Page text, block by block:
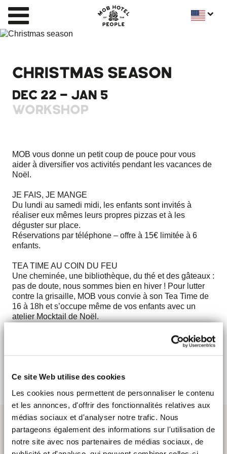
Ce site Web utilise des cookies
Les cookies nous permettent de personnaliser le contenu
et les annonces, d'offrir des fonctionnalités relatives aux
médias sociaux et d'analyser notre trafic. Nous
partageons également des informations sur l'utilisation de
notre site avec nos partenaires de médias sociaux, de
CHRISTMAS SEASON
DEC 22 - JAN 5
WORKSHOP
MOB vous donne un petit coup de pouce pour vous
aider à diversifier vos activités pendant les vacances de
Noël.
JE FAIS, JE MANGE
Du lundi au samedi midi, les enfants sont invités à
réaliser eux mêmes leurs propres pizzas et à les
déguster sur place.
Réservations par téléphone – offre à 15€ limitée à 6
enfants.
TEA TIME AU COIN DU FEU
Une cheminée, une bibliothèque, du thé et des gâteaux :
pas de doute, nous sommes bien en hiver ! Pour lutter
contre la grisaille, MOB vous convie à son Tea Time de
16 à 18h et s’occupe même de vos enfants avec un
atelier Mocktail de Noël.
Table de ping pong, salle de jeux et console Wii à